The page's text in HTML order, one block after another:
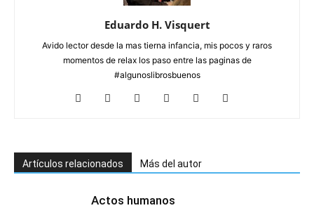
Eduardo H. Visquert
Avido lector desde la mas tierna infancia, mis pocos y raros
momentos de relax los paso entre las paginas de
#algunoslibrosbuenos
Artículos relacionados Más del autor
Actos humanos